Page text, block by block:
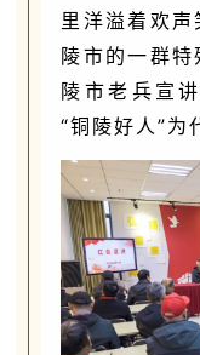
里洋溢着欢
陵市的一群
陵市老兵宣
“铜陵好人”为